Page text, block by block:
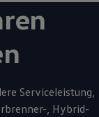
Serviceleistung,
, Hybrid-